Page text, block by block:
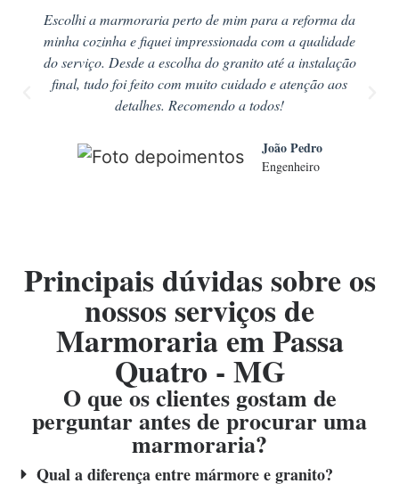
Escolhi a marmoraria perto de mim para a reforma da
minha cozinha e fiquei impressionada com a qualidade
do serviço. Desde a escolha do granito até a instalação
final, tudo foi feito com muito cuidado e atenção aos
detalhes. Recomendo a todos!
João Pedro
Engenheiro
Principais dúvidas sobre os
nossos serviços de
Marmoraria em Passa
Quatro - MG
O que os clientes gostam de
perguntar antes de procurar uma
marmoraria?
Qual a diferença entre mármore e granito?